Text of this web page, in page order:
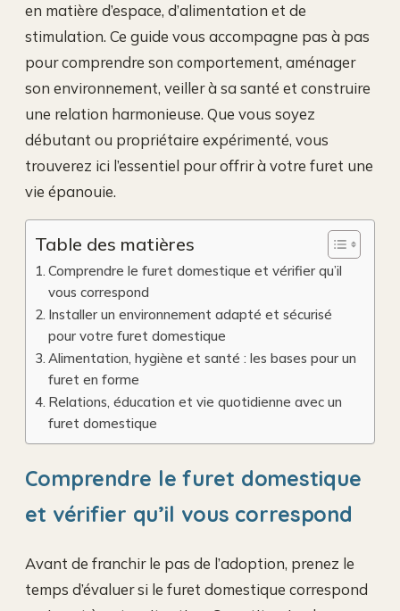
en matière d’espace, d’alimentation et de
stimulation. Ce guide vous accompagne pas à pas
pour comprendre son comportement, aménager
son environnement, veiller à sa santé et construire
une relation harmonieuse. Que vous soyez
débutant ou propriétaire expérimenté, vous
trouverez ici l’essentiel pour offrir à votre furet une
vie épanouie.
Table des matières
Comprendre le furet domestique et vérifier qu’il
vous correspond
Installer un environnement adapté et sécurisé
pour votre furet domestique
Alimentation, hygiène et santé : les bases pour un
furet en forme
Relations, éducation et vie quotidienne avec un
furet domestique
Comprendre le furet domestique
et vérifier qu’il vous correspond
Avant de franchir le pas de l’adoption, prenez le
temps d’évaluer si le furet domestique correspond